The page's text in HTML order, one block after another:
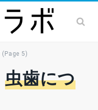
(Page 5)
虫歯につ